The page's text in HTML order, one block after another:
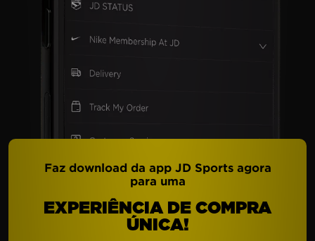
Faz download da app JD Sports agora
para uma
EXPERIÊNCIA DE COMPRA
ÚNICA!